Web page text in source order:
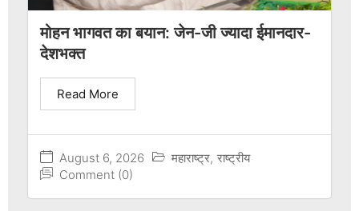
मोहन भागवत का बयान: जेन-जी ज्यादा ईमानदार-
देशभक्त
August 6, 2026 महाराष्ट्र, राष्ट्रीय
Comment (0)
Read More